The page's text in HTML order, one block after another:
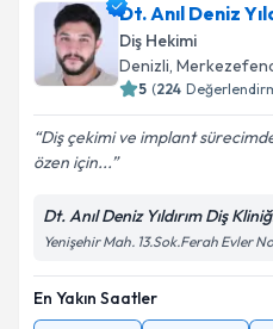
E-posta Adresiniz
Kişisel verilerimin
Metni
Dt. Anıl Deniz
Diş Hekimi
Denizli,
5 (224
Diş çekimi ve implant
özen için...
Dt. Anıl Deniz Yıldırım Diş
Yenişehir Mah. 13.Sok.Ferah Evler
En Yakın Saatler